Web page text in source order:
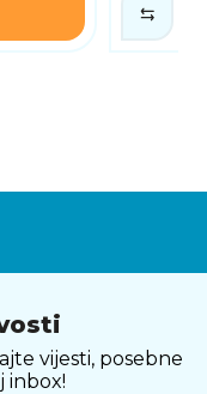
vijesti, posebne
inbox!